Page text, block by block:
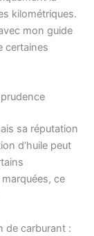
kilométriques.
mon guide
certaines
sa réputation
d’huile peut
ce
de carburant :